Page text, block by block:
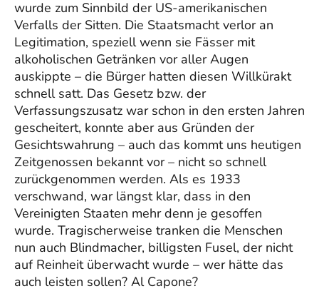
wurde zum Sinnbild der US-amerikanischen
Verfalls der Sitten. Die Staatsmacht verlor an
Legitimation, speziell wenn sie Fässer mit
alkoholischen Getränken vor aller Augen
auskippte – die Bürger hatten diesen Willkürakt
schnell satt. Das Gesetz bzw. der
Verfassungszusatz war schon in den ersten Jahren
gescheitert, konnte aber aus Gründen der
Gesichtswahrung – auch das kommt uns heutigen
Zeitgenossen bekannt vor – nicht so schnell
zurückgenommen werden. Als es 1933
verschwand, war längst klar, dass in den
Vereinigten Staaten mehr denn je gesoffen
wurde. Tragischerweise tranken die Menschen
nun auch Blindmacher, billigsten Fusel, der nicht
auf Reinheit überwacht wurde – wer hätte das
auch leisten sollen? Al Capone?